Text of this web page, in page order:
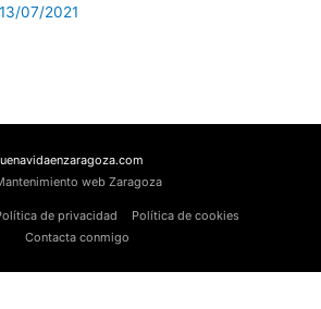
13/07/2021
web Zaragoza
de privacidad
Política de cookies
Contacta conmigo